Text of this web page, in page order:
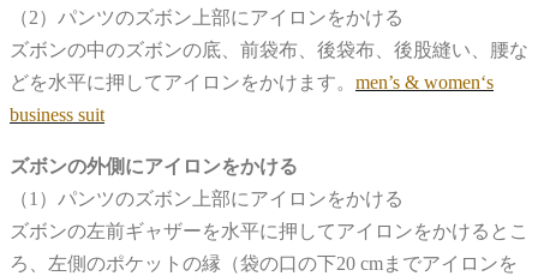
（2）パンツのズボン上部にアイロンをかける
ズボンの中のズボンの底、前袋布、後袋布、後股縫い、腰な
どを水平に押してアイロンをかけます。 men’s & women‘s
business suit
ズボンの外側にアイロンをかける
（1）パンツのズボン上部にアイロンをかける
ズボンの左前ギャザーを水平に押してアイロンをかけるとこ
ろ、左側のポケットの縁（袋の口の下20 cmまでアイロンを